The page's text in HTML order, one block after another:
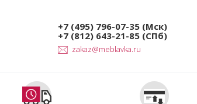
+7 (495) 796-07-35 (Мск)
+7 (812) 643-21-85 (СПб)
zakaz@meblavka.ru